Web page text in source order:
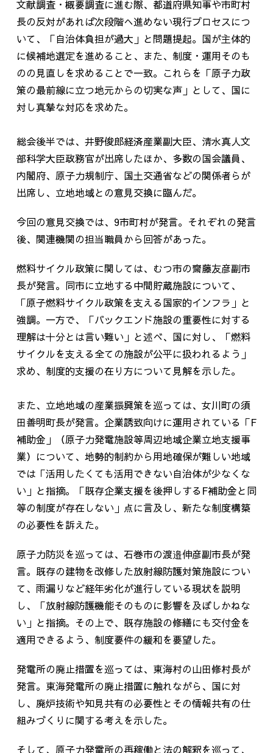
文献調査・概要調査に進む際、都道府県知事や市町村
長の反対があれば次段階へ進めない現行プロセスにつ
いて、「自治体負担が過大」と問題提起。国が主体的
に候補地選定を進めること、また、制度・運用そのも
のの見直しを求めることで一致。これらを「原子力政
策の最前線に立つ地元からの切実な声」として、国に
対し真摯な対応を求めた。
総会後半では、井野俊郎経済産業副大臣、清水真人文
部科学大臣政務官が出席したほか、多数の国会議員、
内閣府、原子力規制庁、国土交通省などの関係者らが
出席し、立地地域との意見交換に臨んだ。
今回の意見交換では、 9市町村が発言。それぞれの発言
後、関連機関の担当職員から回答があった。
燃料サイクル政策に関しては、むつ市の齋藤友彦副市
長が発言。同市に立地する中間貯蔵施設について、
「原子燃料サイクル政策を支える国家的インフラ」と
強調。一方で、「バックエンド施設の重要性に対する
理解は十分とは言い難い」と述べ、国に対し、「燃料
サイクルを支える全ての施設が公平に扱われるよう」
求め、制度的支援の在り方について見解を示した。
また、立地地域の産業振興策を巡っては、女川町の須
田善明町長が発言。企業誘致向けに運用されている「F
補助金」（原子力発電施設等周辺地域企業立地支援事
業）について、地勢的制約から用地確保が難しい地域
では「活用したくても活用できない自治体が少なくな
い」と指摘。「既存企業支援を後押しする F補助金と同
等の制度が存在しない」点に言及し、新たな制度構築
の必要性を訴えた。
原子力防災を巡っては、石巻市の渡邉伸彦副市長が発
言。既存の建物を改修した放射線防護対策施設につい
て、雨漏りなど経年劣化が進行している現状を説明
し、「放射線防護機能そのものに影響を及ぼしかねな
い」と指摘。その上で、既存施設の修繕にも交付金を
適用できるよう、制度要件の緩和を要望した。
発電所の廃止措置を巡っては、東海村の山田修村長が
発言。東海発電所の廃止措置に触れながら、国に対
し、廃炉技術や知見共有の必要性とその情報共有の仕
組みづくりに関する考えを示した。
そして、原子力発電所の再稼働と法の解釈を巡って、